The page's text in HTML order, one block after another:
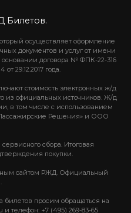
Билетов.
осуществляет оформление
документов и услуг от имени
договора № ФПК-22-316
29.12.2017 года.
стоимость электронных ж/д
из официальных источников. Ж/д
в том числе с использованием
Решения» и ООО
сбора. Итоговая
покупки.
сайтом РЖД. Официальный
билетов просим обращаться на
и телефон: +7 (495) 269-83-65